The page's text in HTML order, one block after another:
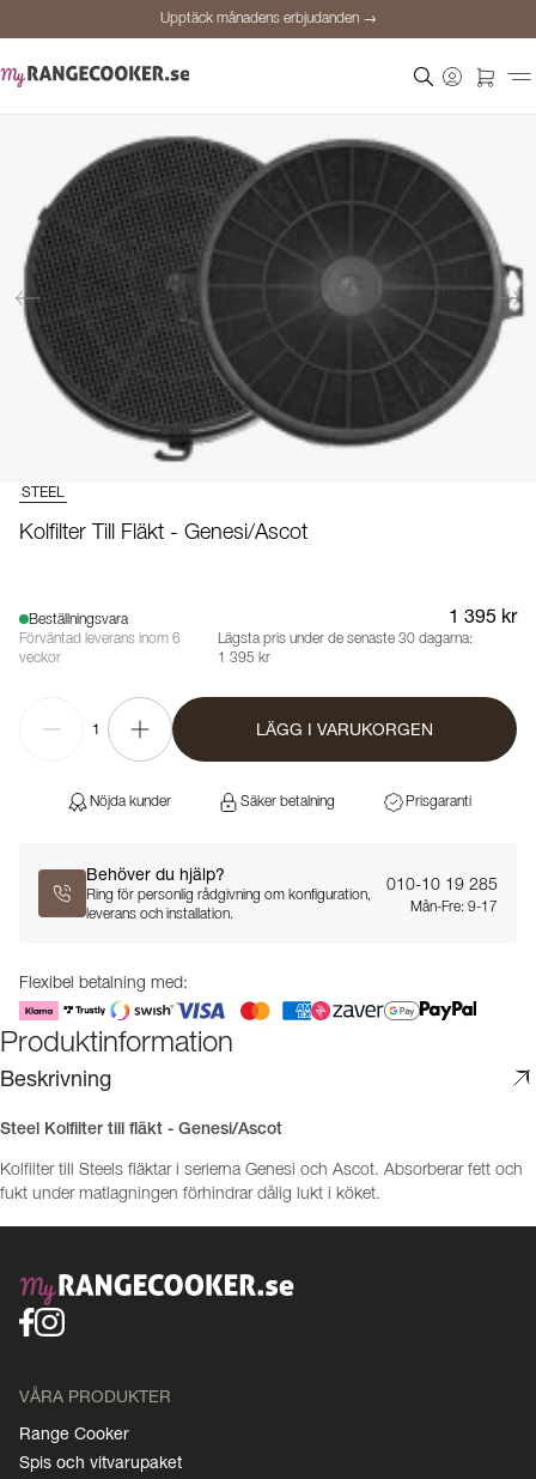
Upptäck månadens erbjudanden →
Personlig rådgivning
Upptäck månadens erbjudanden →
STEEL
Kolfilter Till Fläkt - Genesi/Ascot
Beställningsvara
Förväntad leverans inom 6
veckor
1 395 kr
Lägsta pris under de senaste 30 dagarna:
1 395 kr
1 LÄGG I VARUKORGEN
Nöjda kunder Säker betalning Prisgaranti
Behöver du hjälp?
Ring för personlig rådgivning om konfiguration,
leverans och installation.
010-10 19 285
Mån-Fre: 9-17
Flexibel betalning med:
Produktinformation
Beskrivning
Steel Kolfilter till fläkt - Genesi/Ascot
Kolfilter till Steels fläktar i serierna Genesi och Ascot. Absorberar fett och
fukt under matlagningen förhindrar dålig lukt i köket.
VÅRA PRODUKTER
Range Cooker
Spis och vitvarupaket